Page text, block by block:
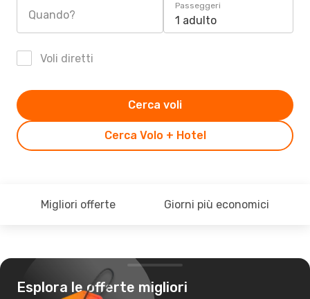
Quando?
Passeggeri
1 adulto
Voli diretti
Cerca Volo + Hotel
Cerca voli
Migliori offerte Giorni più economici
Esplora le offerte migliori